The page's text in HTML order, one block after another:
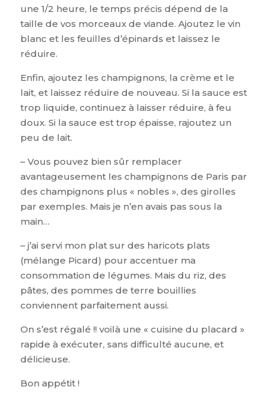
une 1/2 heure, le temps précis dépend de la
taille de vos morceaux de viande. Ajoutez le vin
blanc et les feuilles d’épinards et laissez le
réduire.
Enfin, ajoutez les champignons, la crème et le
lait, et laissez réduire de nouveau. Si la sauce est
trop liquide, continuez à laisser réduire, à feu
doux. Si la sauce est trop épaisse, rajoutez un
peu de lait.
– Vous pouvez bien sûr remplacer
avantageusement les champignons de Paris par
des champignons plus « nobles », des girolles
par exemples. Mais je n’en avais pas sous la
main…
– j’ai servi mon plat sur des haricots plats
(mélange Picard) pour accentuer ma
consommation de légumes. Mais du riz, des
pâtes, des pommes de terre bouillies
conviennent parfaitement aussi.
On s’est régalé !! voilà une « cuisine du placard »
rapide à exécuter, sans difficulté aucune, et
délicieuse.
Bon appétit !